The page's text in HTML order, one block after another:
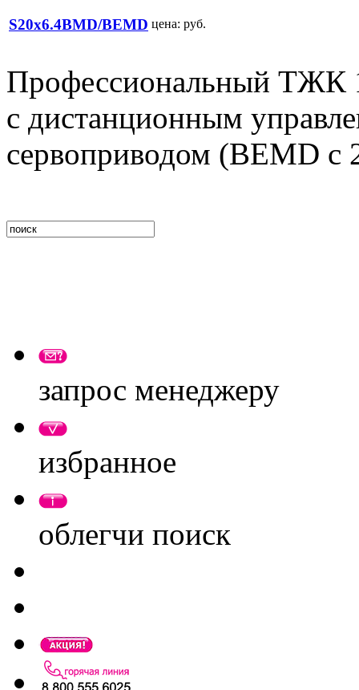
S20x6.4BMD/BEMD цена: руб.
Профессиональный ТЖК
с дистанционным
сервоприводом (BEMD c
запрос менеджеру
избранное
облегчи поиск